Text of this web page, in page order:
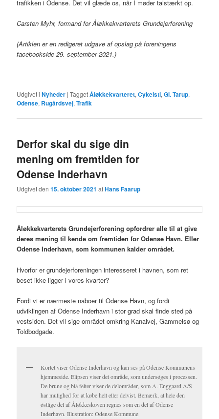
trafikken i Odense. Det vil glæde os, når I møder talstærkt op.
Carsten Myhr, formand for Åløkkekvarterets Grundejerforening
(Artiklen er en redigeret udgave af opslag på foreningens
facebookside 29. september 2021.)
Udgivet i Nyheder |TaggetÅløkkekvarteret,Cykelsti,Gl. Tarup,
Odense, Rugårdsvej,Trafik
Derfor skal du sige din
mening om fremtiden for
Odense Inderhavn
Udgivet den15. oktober 2021 afHans Faarup
Åløkkekvarterets Grundejerforening opfordrer alle til at give
deres mening til kende om fremtiden for Odense Havn. Eller
Odense Inderhavn, som kommunen kalder området.
Hvorfor er grundejerforeningen interesseret i havnen, som ret
beset ikke ligger i vores kvarter?
Fordi vi er nærmeste naboer til Odense Havn, og fordi
udviklingen af Odense Inderhavn i stor grad skal finde sted på
vestsiden. Det vil sige området omkring Kanalvej, Gammelsø og
Toldbodgade.
Kortet viser Odense Inderhavn og kan ses på Odense Kommunens
hjemmeside. Elipsen viser det område, som undersøges i processen.
De brune og blå felter viser de delområder, som A. Enggaard A/S
har mulighed for at købe helt eller delvist. Bemærk, at hele den
østlige del af Åløkkeskoven regnes som en del af Odense
Inderhavn. Illustration: Odense Kommune